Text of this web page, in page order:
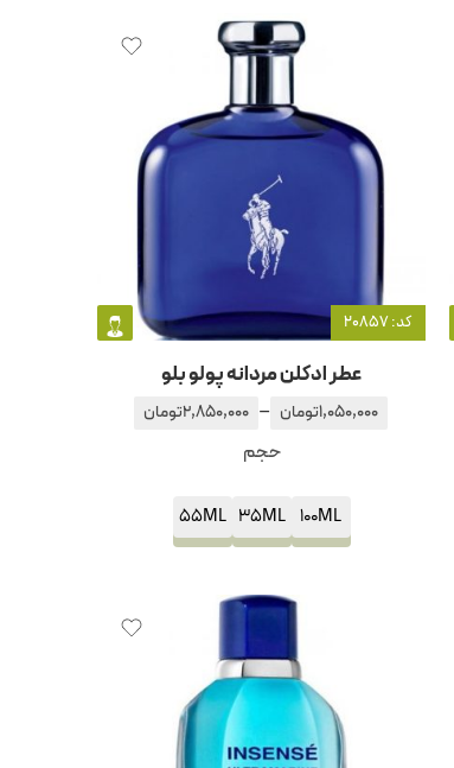
کد: 20857
عطر ادکلن مردانه پولو بلو
1,050,000تومان –
2,850,000تومان
حجم
100ML
35ML
55ML